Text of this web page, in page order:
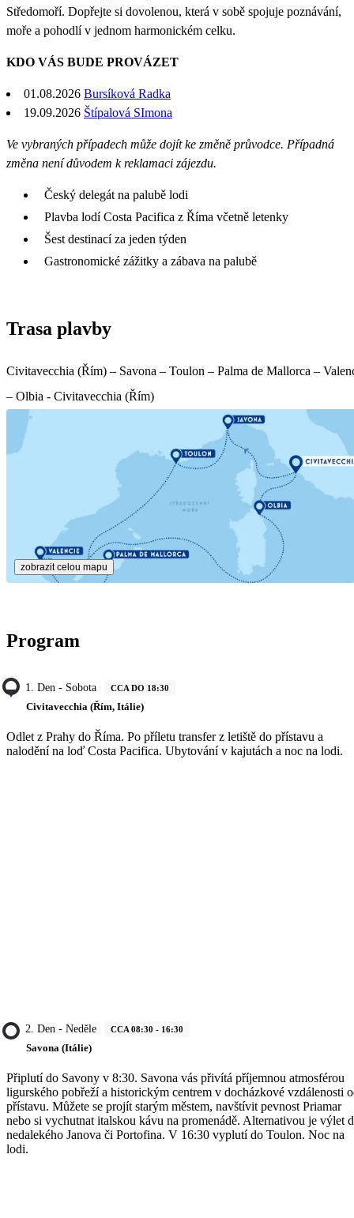
Středomoří. Dopřejte si dovolenou, která v sobě spojuje poznávání,
moře a pohodlí v jednom harmonickém celku.
KDO VÁS BUDE PROVÁZET
01.08.2026 Bursíková Radka
19.09.2026 Štípalová SImona
Ve vybraných případech může dojít ke změně průvodce. Případná
změna není důvodem k reklamaci zájezdu.
Český delegát na palubě lodi
Plavba lodí Costa Pacifica z Říma včetně letenky
Šest destinací za jeden týden
Gastronomické zážitky a zábava na palubě
Trasa plavby
Civitavecchia (Řím) – Savona – Toulon – Palma de Mallorca –
– Olbia - Civitavecchia (Řím)
zobrazit celou mapu
Program
1. Den - Sobota CCA DO 18:30
Civitavecchia (Řím, Itálie)
Odlet z Prahy do Říma. Po příletu transfer z letiště do přístavu a
nalodění na loď Costa Pacifica. Ubytování v kajutách a noc na lodi.
2. Den - Neděle CCA 08:30 - 16:30
Savona (Itálie)
Připlutí do Savony v 8:30. Savona vás přivítá příjemnou atmosférou
ligurského pobřeží a historickým centrem v docházkové vzdálenosti
přístavu. Můžete se projít starým městem, navštívit pevnost Priamar
nebo si vychutnat italskou kávu na promenádě. Alternativou je výlet
nedalekého Janova či Portofina. V 16:30 vyplutí do Toulon. Noc na
lodi.